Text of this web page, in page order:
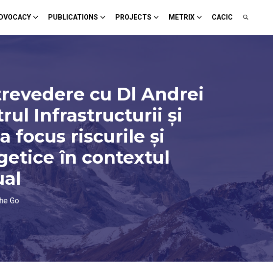
PUBLICATIONS PROJECTS METRIX CACIC
cu Dl Andrei
Infrastructurii și
focus riscurile și
în contextul
Go